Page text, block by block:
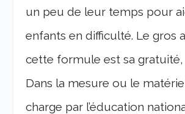
un peu de leur temps pour
enfants en difficulté. Le gros
cette formule est sa
Dans la mesure ou le
charge par l’éducation